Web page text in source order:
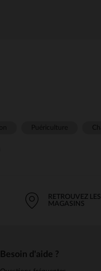
RETROUVEZ LES
MAGASINS
Besoin d'aide ?